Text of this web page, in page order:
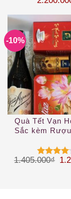
Được xếp
-10%
Quà Tết Vạn
Sắc kèm
Được
1.405.000₫